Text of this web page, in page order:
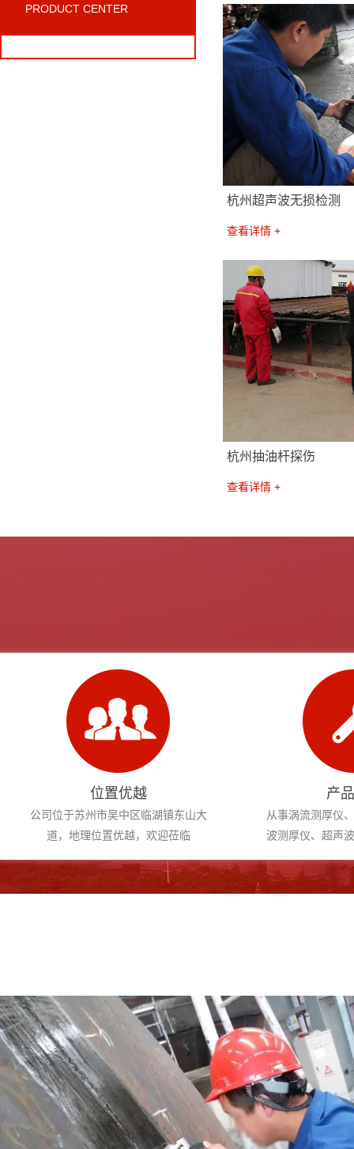
PRODUCT CENTER
杭州超声波无损检测
查看详情 +
杭州抽油杆探伤
查看详情 +
位置优越
公司位于苏州市吴中区临湖镇东山大
道，地理位置优越，欢迎莅临
产
从事涡流测厚仪
波测厚仪、超声